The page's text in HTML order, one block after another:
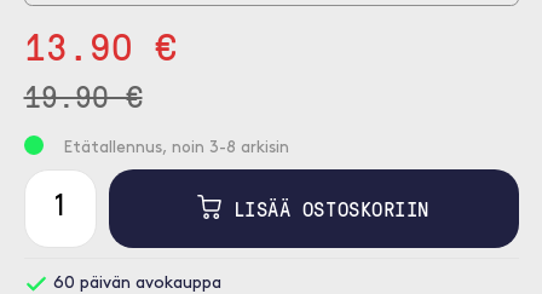
13.90 €
19.90 €
Etätallennus, noin 3-8 arkisin
LISÄÄ OSTOSKORIIN
60 päivän avokauppa